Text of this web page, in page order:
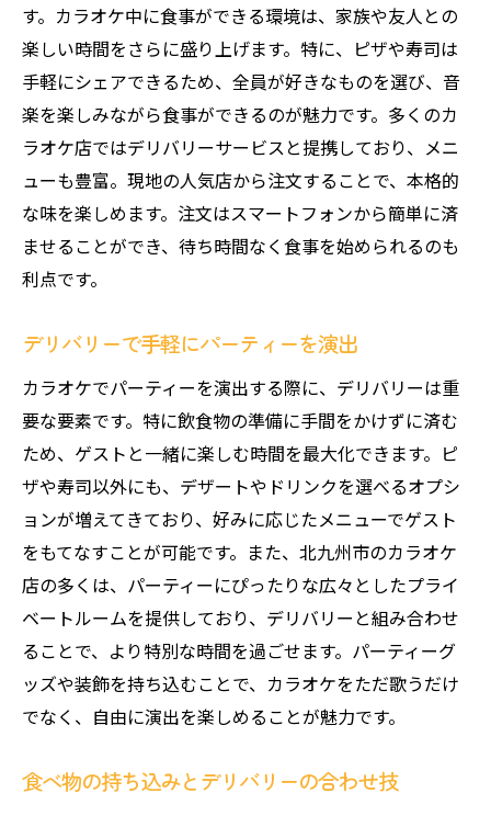
す。カラオケ中に食事ができる環境は、家族や友人との
楽しい時間をさらに盛り上げます。特に、ピザや寿司は
手軽にシェアできるため、全員が好きなものを選び、音
楽を楽しみながら食事ができるのが魅力です。多くのカ
ラオケ店ではデリバリーサービスと提携しており、メニ
ューも豊富。現地の人気店から注文することで、本格的
な味を楽しめます。注文はスマートフォンから簡単に済
ませることができ、待ち時間なく食事を始められるのも
利点です。
デリバリーで手軽にパーティーを演出
カラオケでパーティーを演出する際に、デリバリーは重
要な要素です。特に飲食物の準備に手間をかけずに済む
ため、ゲストと一緒に楽しむ時間を最大化できます。ピ
ザや寿司以外にも、デザートやドリンクを選べるオプシ
ョンが増えてきており、好みに応じたメニューでゲスト
をもてなすことが可能です。また、北九州市のカラオケ
店の多くは、パーティーにぴったりな広々としたプライ
ベートルームを提供しており、デリバリーと組み合わせ
ることで、より特別な時間を過ごせます。パーティーグ
ッズや装飾を持ち込むことで、カラオケをただ歌うだけ
でなく、自由に演出を楽しめることが魅力です。
食べ物の持ち込みとデリバリーの合わせ技